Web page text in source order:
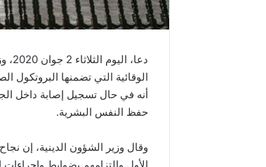
الوقائية التي تضمنها
أنه في حال تسجيل إصابة داخل
حفظ النفس البشرية.
وقال وزير الشؤون الدينية، إن